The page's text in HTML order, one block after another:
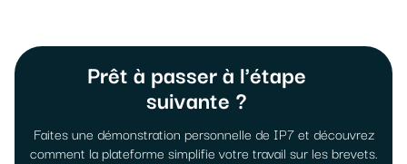
Prêt à passer à l'étape
suivante ?
Faites une démonstration personnelle de IP7 et découvrez
comment la plateforme simplifie votre travail sur les brevets.